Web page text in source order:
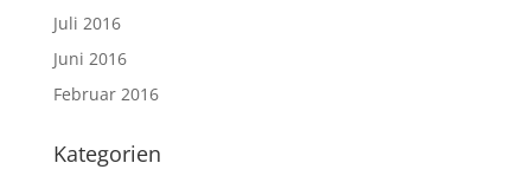
Juli 2016
Juni 2016
Februar 2016
Kategorien